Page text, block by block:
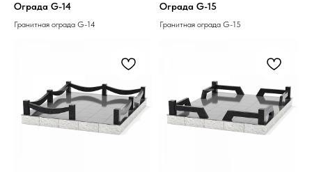
Ограда G-14
Гранитная ограда G-14
Ограда G-15
Гранитная ограда G-15